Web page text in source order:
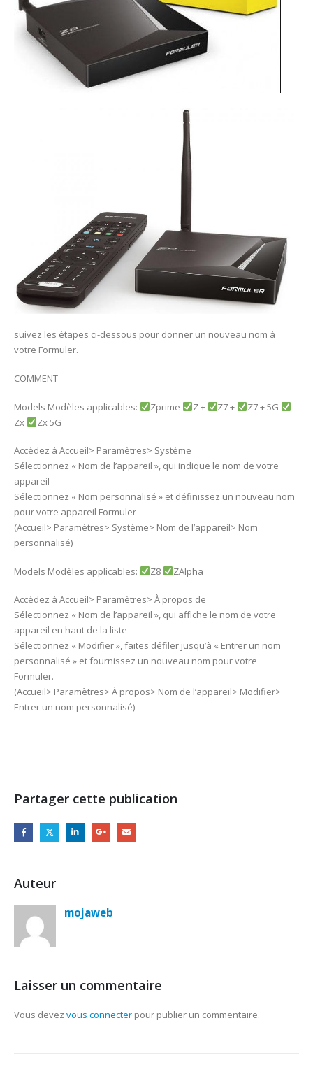
suivez les étapes ci-dessous pour donner un nouveau nom à
votre Formuler.
COMMENT
Models Modèles applicables: Zprime Z + Z7 +
Z7 + 5G
Zx
Zx 5G
Accédez à Accueil> Paramètres> Système
Sélectionnez « Nom de l’appareil », qui indique le nom de votre
appareil
Sélectionnez « Nom personnalisé » et définissez un nouveau nom
pour votre appareil Formuler
(Accueil> Paramètres> Système> Nom de l’appareil> Nom
personnalisé)
Models Modèles applicables: Z8 ZAlpha
Accédez à Accueil> Paramètres> À propos de
Sélectionnez « Nom de l’appareil », qui affiche le nom de votre
appareil en haut de la liste
Sélectionnez « Modifier », faites défiler jusqu’à « Entrer un nom
personnalisé » et fournissez un nouveau nom pour votre
Formuler.
(Accueil> Paramètres> À propos> Nom de l’appareil> Modifier>
Entrer un nom personnalisé)
Partager cette publication
Auteur
mojaweb
Laisser un commentaire
Vous devez vous connecter pour publier un commentaire.